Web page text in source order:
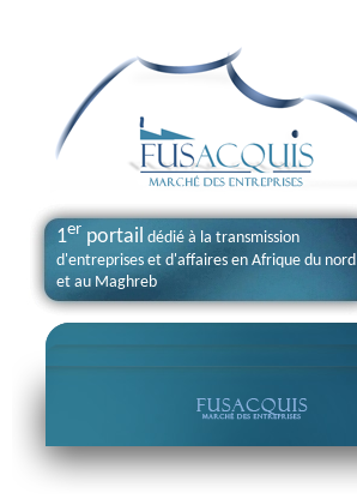
1er portail dédié à la transmission
d'entreprises et d'affaires en Afrique du nord
et au Maghreb